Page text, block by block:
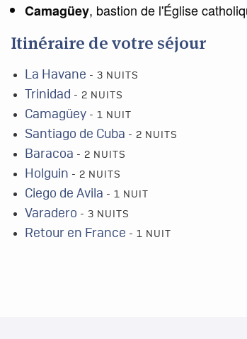
Camagüey, bastion de l'Église
Itinéraire de votre séjour
La Havane - 3 NUITS
Trinidad - 2 NUITS
Camagüey - 1 NUIT
Santiago de Cuba - 2 NUITS
Baracoa - 2 NUITS
Holguin - 2 NUITS
Ciego de Avila - 1 NUIT
Varadero - 3 NUITS
Retour en France - 1 NUIT